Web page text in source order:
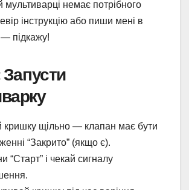
мультиварці немає потрібного
інструкцію або пиши мені в
підкажу!
кришку щільно — клапан має бути
“Закрито” (якщо є).
“Старт” і чекай сигналу